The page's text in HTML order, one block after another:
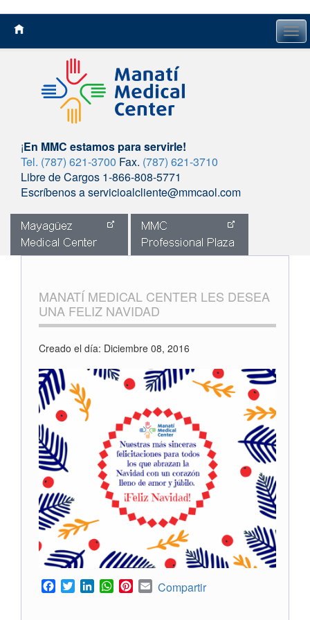
¡En MMC estamos para servirle!
Tel. (787) 621-3700 Fax. (787) 621-3710
Libre de Cargos 1-866-808-5771
Escríbenos a servicioalcliente@mmcaol.com
contentMANATÍ MEDICAL CENTER LES DESEA
UNA FELIZ NAVIDAD
Creado el día: Diciembre 08, 2016
Facebook
TwitterLinkedInWhatsApp
Pinterest
Email
Compartir